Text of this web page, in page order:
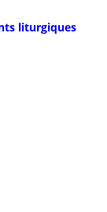
liturgiques